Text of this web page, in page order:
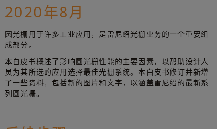
2020年8月
圆光栅用于许多工业应用，是雷尼绍光栅业务的一个重要组
成部分。
本白皮书概述了影响圆光栅性能的主要因素，以帮助设计人
员为其所选的应用选择最佳光栅系统。本白皮书修订并新增
了一些资料，包括新的图片和文字，以涵盖雷尼绍的最新系
列圆光栅。